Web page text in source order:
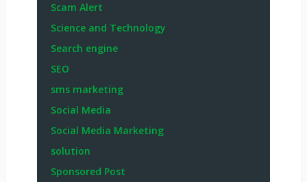
Scam Alert
Science and Technology
Search engine
SEO
sms marketing
Social Media
Social Media Marketing
solution
Sponsored Post